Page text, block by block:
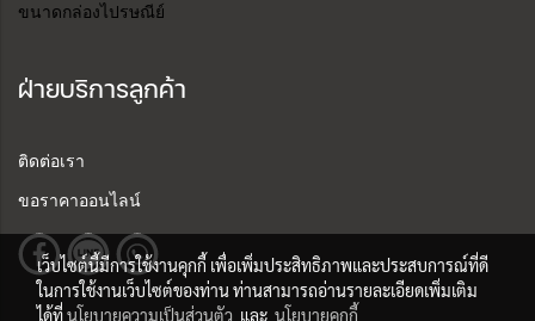
ขนาดกล่องไปรษณีย์
ฝ่ายบริการลูกค้า
ติดต่อเรา
ขอราคาออนไลน์
เว็บไซต์นี้มีการใช้งานคุกกี้ เพื่อเพิ่มประสิทธิภาพและประสบการณ์ที่ดี
ในการใช้งานเว็บไซต์ของท่าน ท่านสามารถอ่านรายละเอียดเพิ่มเติม
ได้ที่นโยบายความเป็นส่วนตัว และ นโยบายคุกกี้